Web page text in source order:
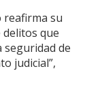
reafirma su
que
de
judicial”,